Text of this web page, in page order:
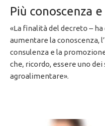
Più conoscenza
«La finalità del decreto –
aumentare la conoscenza,
consulenza e la
che, ricordo, essere uno
agroalimentare».